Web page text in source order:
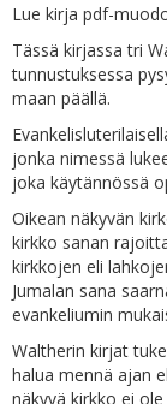
Lue kirja pdf-
Tässä kirjassa tri
tunnustuksessa
maan päällä.
jonka nimessä
joka käytännössä
Oikean näkyvän
kirkko sanan
kirkkojen eli
Jumalan sana
evankeliumin
Waltherin kirjat
halua mennä ajan
näkyvä kirkko ei